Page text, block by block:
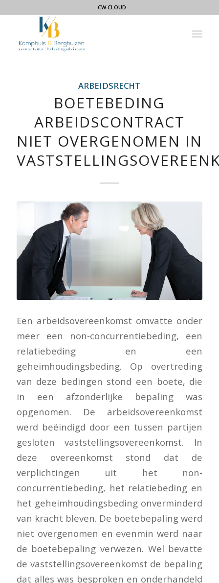
CW CLOUD
ARBEIDSRECHT
BOETEBEDING
ARBEIDSCONTRACT
NIET OVERGENOMEN IN
Een arbeidsovereenkomst omvatte onder
meer een non-concurrentiebeding, een
relatiebeding en een
geheimhoudingsbeding. Op overtreding
van deze bedingen stond een boete, die
in een afzonderlijke bepaling was
opgenomen. De arbeidsovereenkomst
werd beëindigd door een tussen partijen
gesloten vaststellingsovereenkomst. In
deze overeenkomst stond dat de
verplichtingen uit het non-
concurrentiebeding, het relatiebeding en
het geheimhoudingsbeding onverminderd
van kracht bleven. De boetebepaling werd
niet overgenomen en evenmin werd naar
de boetebepaling verwezen. Wel bevatte
de vaststellingsovereenkomst de bepaling
dat alles was besproken en onderhandeld